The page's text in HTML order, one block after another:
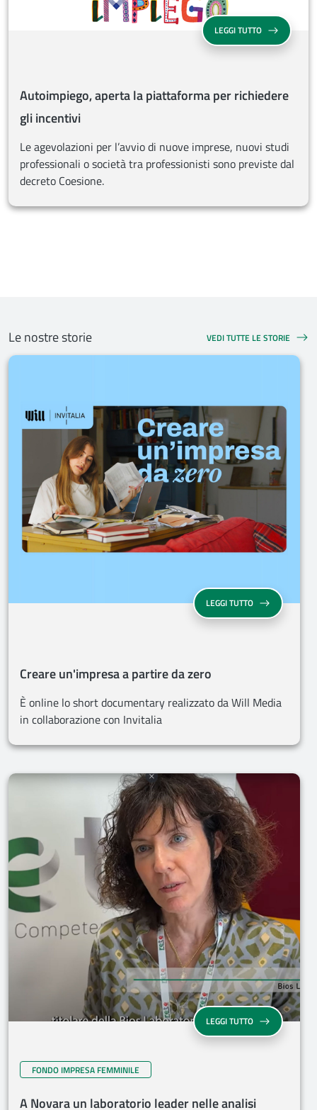
LEGGI TUTTO
Autoimpiego, aperta la piattaforma per richiedere
gli incentivi
Le agevolazioni per l’avvio di nuove imprese, nuovi studi
professionali o società tra professionisti sono previste dal
decreto Coesione.
Le nostre storie VEDI TUTTE LE STORIE
LEGGI TUTTO
Creare un'impresa a partire da zero
È online lo short documentary realizzato da Will Media
in collaborazione con Invitalia
LEGGI TUTTO
FONDO IMPRESA FEMMINILE
A Novara un laboratorio leader nelle analisi